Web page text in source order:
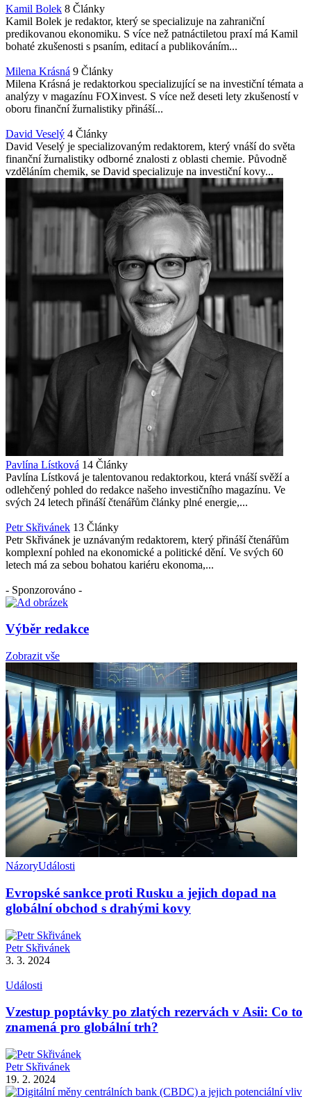
Kamil Bolek 8 Články
Kamil Bolek je redaktor, který se specializuje na zahraniční
predikovanou ekonomiku. S více než patnáctiletou praxí má Kamil
bohaté zkušenosti s psaním, editací a publikováním...
Milena Krásná 9 Články
Milena Krásná je redaktorkou specializující se na investiční témata a
analýzy v magazínu FOXinvest. S více než deseti lety zkušeností v
oboru finanční žurnalistiky přináší...
David Veselý 4 Články
David Veselý je specializovaným redaktorem, který vnáší do světa
finanční žurnalistiky odborné znalosti z oblasti chemie. Původně
vzděláním chemik, se David specializuje na investiční kovy...
Pavlína Lístková 14 Články
Pavlína Lístková je talentovanou redaktorkou, která vnáší svěží a
odlehčený pohled do redakce našeho investičního magazínu. Ve
svých 24 letech přináší čtenářům články plné energie,...
Petr Skřivánek 13 Články
Petr Skřivánek je uznávaným redaktorem, který přináší čtenářům
komplexní pohled na ekonomické a politické dění. Ve svých 60
letech má za sebou bohatou kariéru ekonoma,...
- Sponzorováno -
Výběr redakce
Zobrazit vše
NázoryUdálosti
Evropské sankce proti Rusku a jejich dopad na
globální obchod s drahými kovy
Petr Skřivánek
3. 3. 2024
Události
Vzestup poptávky po zlatých rezervách v Asii: Co to
znamená pro globální trh?
Petr Skřivánek
19. 2. 2024